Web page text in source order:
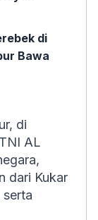
di
Bawa
di
AL
dari Kukar
serta